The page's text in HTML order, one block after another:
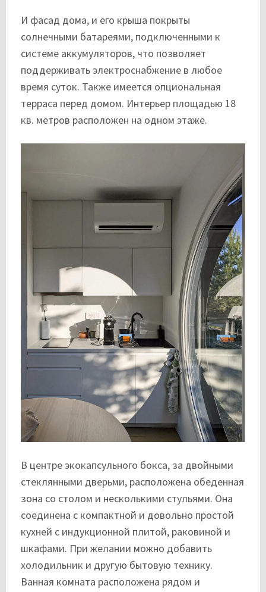
И фасад дома, и его крыша покрыты
солнечными батареями, подключенными к
системе аккумуляторов, что позволяет
поддерживать электроснабжение в любое
время суток. Также имеется опциональная
терраса перед домом. Интерьер площадью 18
кв. метров расположен на одном этаже.
В центре экокапсульного бокса, за двойными
стеклянными дверьми, расположена обеденная
зона со столом и несколькими стульями. Она
соединена с компактной и довольно простой
кухней с индукционной плитой, раковиной и
шкафами. При желании можно добавить
холодильник и другую бытовую технику.
Ванная комната расположена рядом и